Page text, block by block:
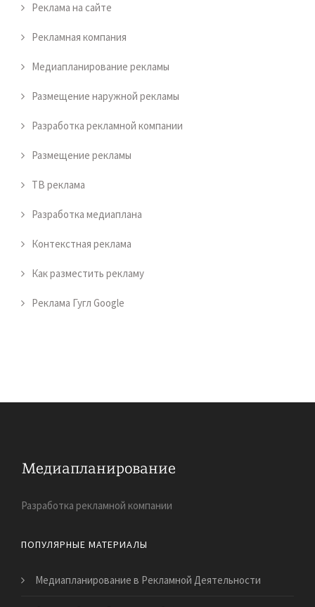
Реклама на сайте
Рекламная компания
Медиапланирование рекламы
Размещение наружной рекламы
Разработка рекламной компании
Размещение рекламы
ТВ реклама
Разработка медиаплана
Контекстная реклама
Как разместить рекламу
Реклама Гугл Google
Разработка рекламной компании
ПОПУЛЯРНЫЕ МАТЕРИАЛЫ
Медиапланирование в Рекламной Деятельности